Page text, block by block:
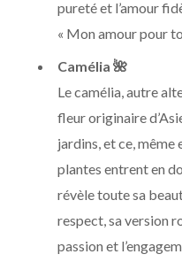
pureté et l’amour
« Mon amour pour
Camélia 🌺
Le camélia, autre
fleur originaire
jardins, et ce, même
plantes entrent en
révèle toute sa
respect, sa version
passion et